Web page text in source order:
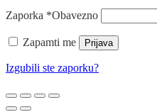
Zaporka *Obavezno
Zapamti me Prijava
Izgubili ste zaporku?